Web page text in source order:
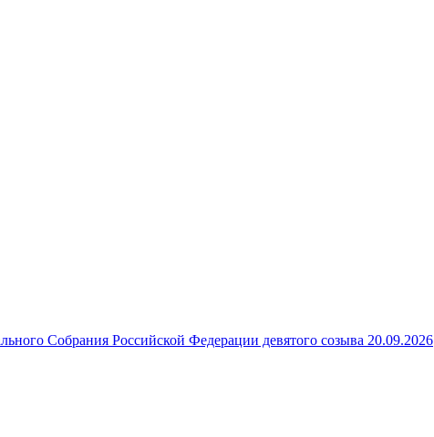
Собрания Российской Федерации девятого созыва 20.09.2026